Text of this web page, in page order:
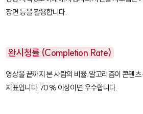
장면 등을 활용합니다.
완시청률 (Completion Rate)
영상을 끝까지 본 사람의 비율. 알고리즘이 콘텐
지표입니다. 70% 이상이면 우수합니다.